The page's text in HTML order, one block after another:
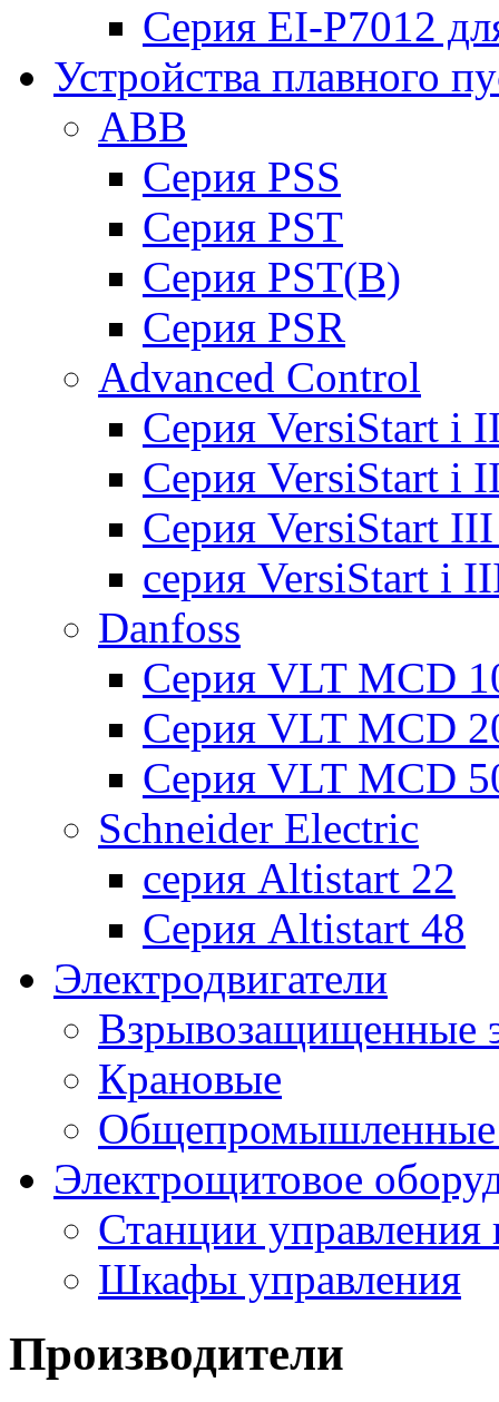
Серия EI-P7012
Устройства плавного
ABB
Cерия PSS
Cерия PST
Cерия PST(B)
Серия PSR
Advanced Control
Cерия VersiStart i
Cерия VersiStart i
Cерия VersiStart
серия VersiStart i
Danfoss
Серия VLT MCD
Серия VLT MCD
Серия VLT MCD
Schneider Electric
серия Altistart 22
Серия Altistart 48
Электродвигатели
Взрывозащищенные
Крановые
Общепромышленные
Электрощитовое
Станции управления
Шкафы управления
Производители